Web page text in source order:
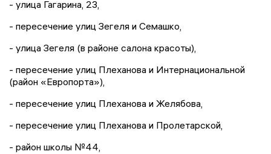
- улица Гагарина, 23,
- пересечение улиц Зегеля и Семашко,
- улица Зегеля (в районе салона красоты),
- пересечение улиц Плеханова и Интернациональной
(район «Европорта»),
- пересечение улиц Плеханова и Желябова,
- пересечение улиц Плеханова и Пролетарской,
- район школы №44,